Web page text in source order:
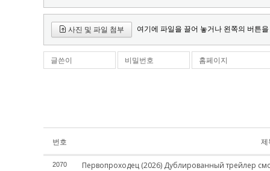
사진 및 파일 첨부 여기에 파일을 끌어 놓거나 왼쪽의 버튼
글쓴이 비밀번호 홈페이지
번호 제
2070 Первопроходец (2026) Дублированный трейлер